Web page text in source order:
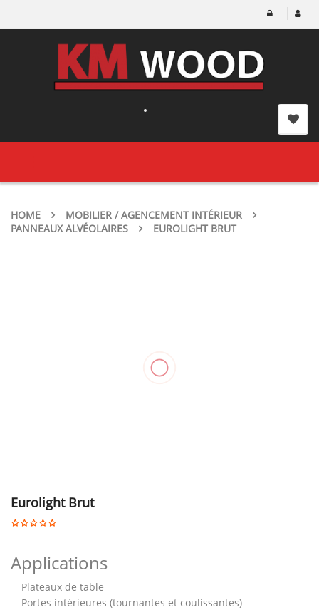
HOME
MOBILIER / AGENCEMENT INTÉRIEUR
PANNEAUX ALVÉOLAIRES
EUROLIGHT BRUT
Eurolight Brut
Applications
Plateaux de table
Portes intérieures (tournantes et coulissantes)